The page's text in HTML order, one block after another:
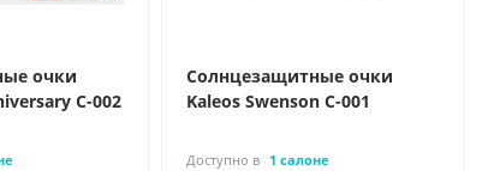
очки
C-002
Солнцезащитные очки
Kaleos Swenson C-001
Доступно в 1 салоне